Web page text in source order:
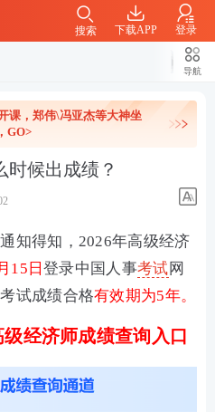
下载APP 登录
搜索
导航
课，郑伟\冯亚杰等大神坐
GO>
时候出成绩？
通知得知，2026年高级经济
15日登录中国人事考试网
试成绩合格有效期为5年。
经济师成绩查询入口